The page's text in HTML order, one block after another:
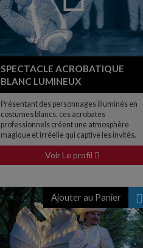
SPECTACLE ACROBATIQUE
BLANC LUMINEUX
Présentant des personnages illuminés en
costumes blancs, ces acrobates
professionnels créent une atmosphère
magique et irréelle qui captive les invités.
Voir Le profil
Ajouter au Panier